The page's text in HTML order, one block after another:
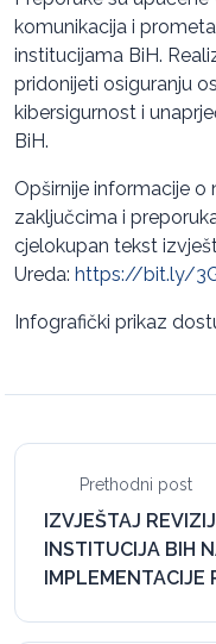
komunikacija i
institucijama BiH.
pridonijeti osiguranju
kibersigurnost i
BiH.
Opširnije informacije o
zaključcima i
cjelokupan tekst
Ureda: https://bit.ly/
Infografički prikaz
Prethodni post
IZVJEŠTAJ
INSTITUCIJA BIH
IMPLEMENTACIJE